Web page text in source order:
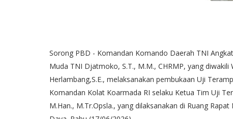
Sorong PBD - Komandan Komando Daerah TNI
Muda TNI Djatmoko, S.T., M.M., CHRMP, yang
Herlambang,S.E., melaksanakan pembukaan Uji
Komandan Kolat Koarmada RI selaku Ketua Tim Uji
M.Han., M.Tr.Opsla., yang dilaksanakan di Ruang